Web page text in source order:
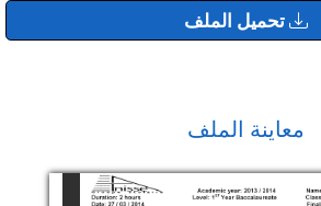
تحميل الملف
معاينة الملف